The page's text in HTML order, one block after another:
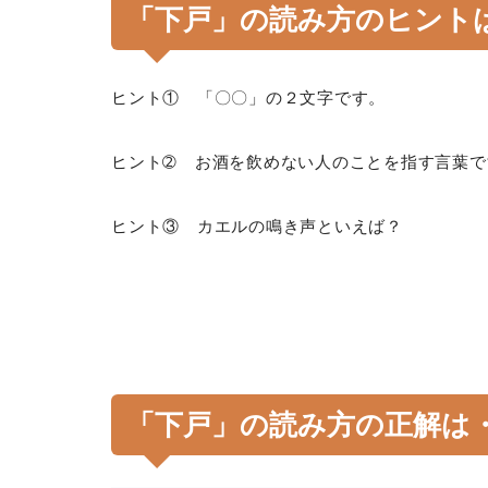
「下戸」の読み方のヒント
ヒント① 「〇〇」の２文字です。
ヒント➁ お酒を飲めない人のことを指す言葉で
ヒント③ カエルの鳴き声といえば？
「下戸」の読み方の正解は